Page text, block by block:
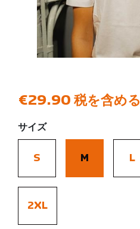
€29.90 税を含める
サイズ
S M L
2XL